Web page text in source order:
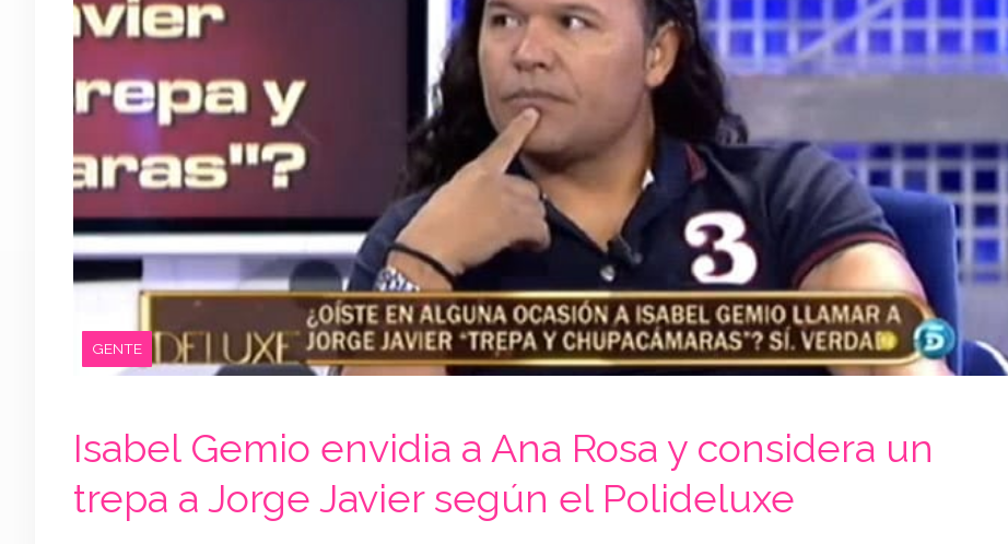
GENTE
Isabel Gemio envidia a Ana Rosa y considera un
trepa a Jorge Javier según el Polideluxe